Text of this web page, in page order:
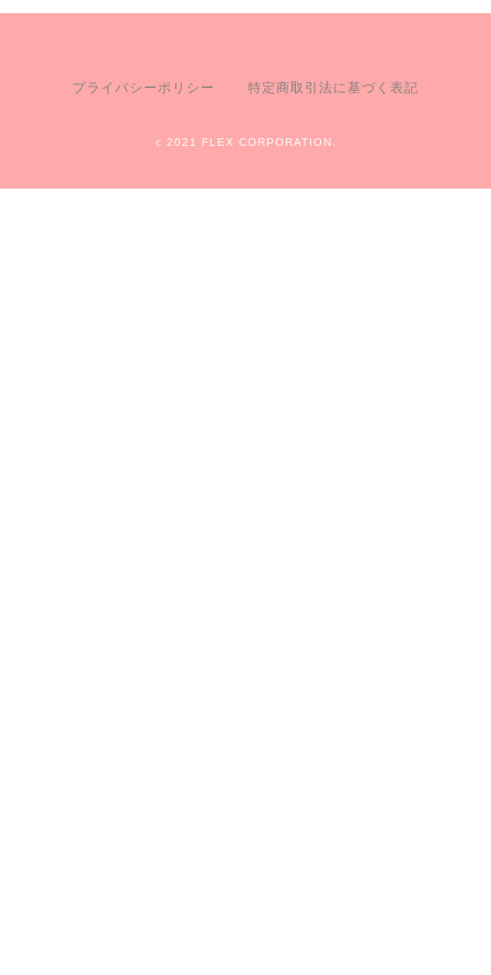
プライバシーポリシー 特定商取引法に基づく表記
c 2021 FLEX CORPORATION.